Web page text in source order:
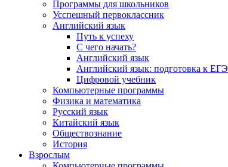
Программы для школьников
Усспешный первоклассник
Английский язык
Путь к успеху
С чего начать?
Английский язык
Английский язык: подготовка к ЕГЭ
Цифровой учебник
Компьютерные программы
Физика и математика
Русский язык
Китайский язык
Обществознание
История
Взрослым